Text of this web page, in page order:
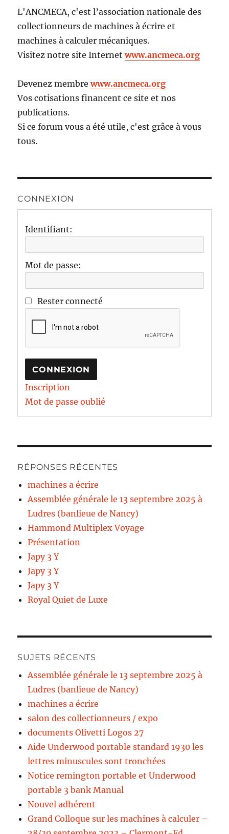
L'ANCMECA, c'est l’association nationale des
collectionneurs de machines à écrire et
machines à calculer mécaniques.
Visitez notre site Internetwww.ancmeca.org
Devenez membrewww.ancmeca.org
Vos cotisations financent ce site et nos
publications.
Si ce forum vous a été utile, c'est grâce à vous
tous.
CONNEXION
Identifiant:
Mot de passe:
Rester connecté
CONNEXION
Inscription
Mot de passe oublié
RÉPONSES RÉCENTES
machines a écrire
Assemblée générale le 13 septembre 2025 à
Ludres (banlieue de Nancy)
Hammond Multiplex Voyage
Présentation
Japy 3 Y
Japy 3 Y
Japy 3 Y
Royal Quiet de Luxe
SUJETS RÉCENTS
Assemblée générale le 13 septembre 2025 à
Ludres (banlieue de Nancy)
machines a écrire
salon des collectionneurs / expo
documents Olivetti Logos 27
Aide Underwood portable standard 1930 les
lettres minuscules sont tronchées
Notice remington portable et Underwood
portable 3 bank Manual
Nouvel adhérent
Grand Colloque sur les machines à calculer –